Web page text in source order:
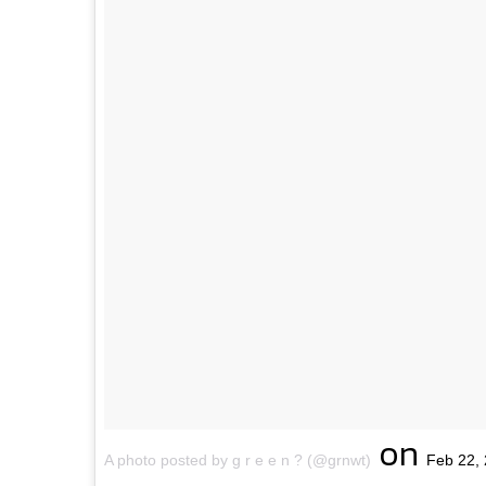
A photo posted by g r e e n ? (@grnwt) on Feb 22,